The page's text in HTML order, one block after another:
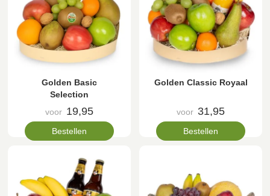
Golden Basic
Selection
voor 19,95
Bestellen
Golden Classic Royaal
voor 31,95
Bestellen